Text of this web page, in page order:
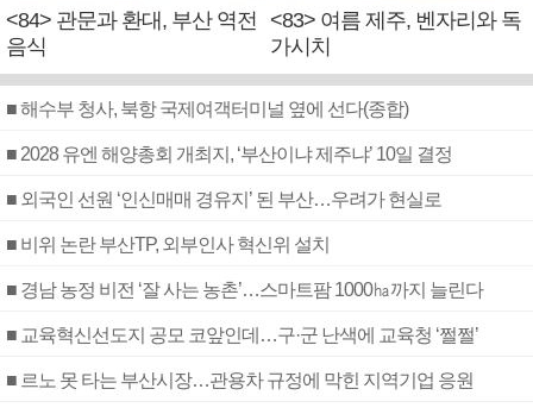
<84> 관문과 환대, 부산 역전
음식
<83> 여름 제주, 벤자리와 독
가시치
■ 해수부 청사, 북항 국제여객터미널 옆에 선다(종합)
■ 2028 유엔 해양총회 개최지, ‘부산이냐 제주냐’ 10일 결정
■ 외국인 선원 ‘인신매매 경유지’ 된 부산…우려가 현실로
■ 비위 논란 부산TP, 외부인사 혁신위 설치
■ 경남 농정 비전 ‘잘 사는 농촌’…스마트팜 1000㏊까지 늘린다
■ 교육혁신선도지 공모 코앞인데…구·군 난색에 교육청 ‘쩔쩔’
■ 르노 못 타는 부산시장…관용차 규정에 막힌 지역기업 응원